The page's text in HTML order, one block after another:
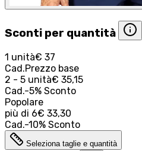
Sconti per quantità
1 unità€ 37
Cad.Prezzo base
2 - 5 unità€ 35,15
Cad.-5% Sconto
Popolare
più di 6€ 33,30
Cad.-10% Sconto
Seleziona taglie e quantità